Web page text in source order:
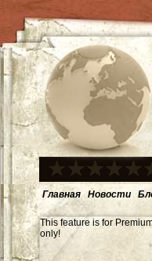
Главная Новости
This feature is for
only!